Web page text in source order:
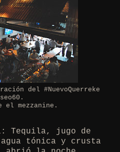
del #NuevoQuerreke
el mezzanine.
Tequila, jugo de
tónica y crusta